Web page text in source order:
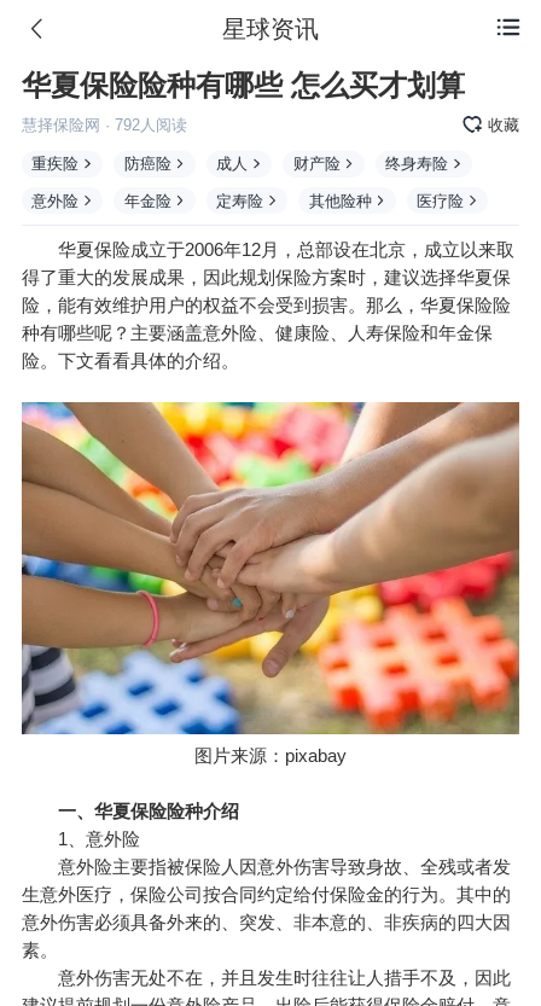
 星球资讯
华夏保险险种有哪些 怎么买才划算
慧择保险网 · 792人阅读 收藏
重疾险 防癌险 成人 财产险 终身寿险
意外险 年金险 定寿险 其他险种 医疗险
华夏保险成立于2006年12月，总部设在北京，成立以来取
得了重大的发展成果，因此规划保险方案时，建议选择华夏保
险，能有效维护用户的权益不会受到损害。那么，华夏保险险
种有哪些呢？主要涵盖意外险、健康险、人寿保险和年金保
险。下文看看具体的介绍。
图片来源：pixabay
一、华夏保险险种介绍
1、意外险
意外险主要指被保险人 因意外伤害导致身故、全残或者发
生意外医疗，保险公司按合同约定给付保险金的行为。其中的
意外伤害必须具备外来的、突发、非本意的、非疾病的四大因
素。
意外伤害无处不在，并且发生时往往让人措手不及，因此